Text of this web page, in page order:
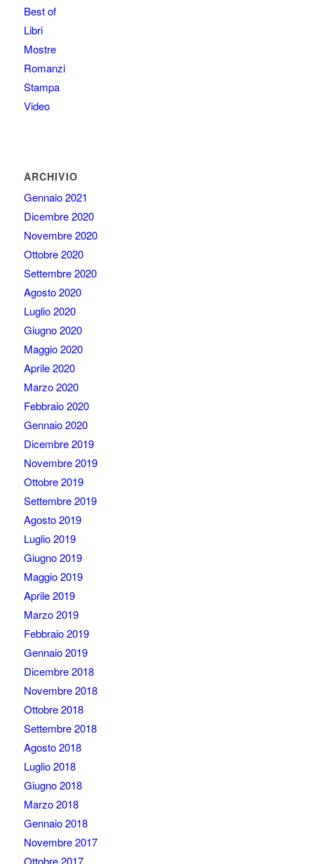
Best of
Libri
Mostre
Romanzi
Stampa
Video
ARCHIVIO
Gennaio 2021
Dicembre 2020
Novembre 2020
Ottobre 2020
Settembre 2020
Agosto 2020
Luglio 2020
Giugno 2020
Maggio 2020
Aprile 2020
Marzo 2020
Febbraio 2020
Gennaio 2020
Dicembre 2019
Novembre 2019
Ottobre 2019
Settembre 2019
Agosto 2019
Luglio 2019
Giugno 2019
Maggio 2019
Aprile 2019
Marzo 2019
Febbraio 2019
Gennaio 2019
Dicembre 2018
Novembre 2018
Ottobre 2018
Settembre 2018
Agosto 2018
Luglio 2018
Giugno 2018
Marzo 2018
Gennaio 2018
Novembre 2017
Ottobre 2017